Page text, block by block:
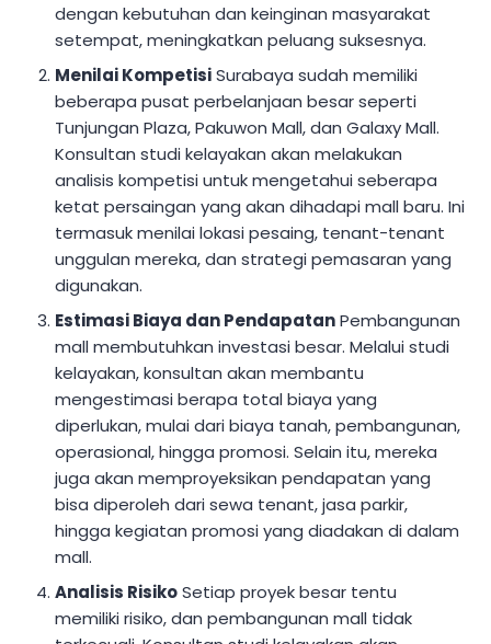
dengan kebutuhan dan keinginan masyarakat
setempat, meningkatkan peluang suksesnya.
Menilai KompetisiSurabaya sudah memiliki
beberapa pusat perbelanjaan besar seperti
Tunjungan Plaza, Pakuwon Mall, dan Galaxy Mall.
Konsultan studi kelayakan akan melakukan
analisis kompetisi untuk mengetahui seberapa
ketat persaingan yang akan dihadapi mall baru. Ini
termasuk menilai lokasi pesaing, tenant-tenant
unggulan mereka, dan strategi pemasaran yang
digunakan.
Estimasi Biaya dan PendapatanPembangunan
mall membutuhkan investasi besar. Melalui studi
kelayakan, konsultan akan membantu
mengestimasi berapa total biaya yang
diperlukan, mulai dari biaya tanah, pembangunan,
operasional, hingga promosi. Selain itu, mereka
juga akan memproyeksikan pendapatan yang
bisa diperoleh dari sewa tenant, jasa parkir,
hingga kegiatan promosi yang diadakan di dalam
mall.
Analisis RisikoSetiap proyek besar tentu
memiliki risiko, dan pembangunan mall tidak